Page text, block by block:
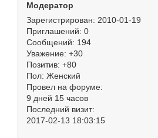
Модератор
Зарегистрирован: 2010-01-19
Приглашений: 0
Сообщений: 194
Уважение: +30
Позитив: +80
Пол: Женский
Провел на форуме:
9 дней 15 часов
Последний визит:
2017-02-13 18:03:15